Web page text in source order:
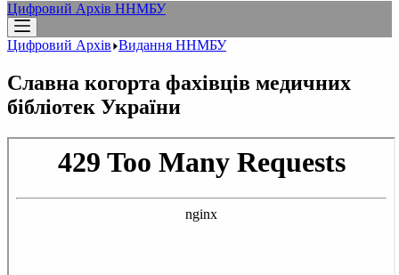
Цифровий Архів ННМБУ
Цифровий Архів Видання ННМБУ
Славна когорта фахівців медичних
бібліотек України